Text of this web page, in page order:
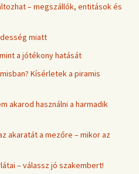
– megszállók, entitások és
miatt
a jótékony hatását
Kísérletek a piramis
akarod használni a harmadik
akaratát a mezőre – mikor az
– válassz jó szakembert!